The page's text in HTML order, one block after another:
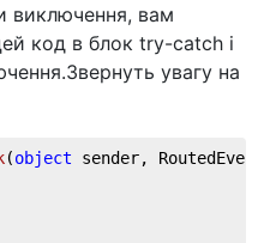
виключення, вам
код в блок try-catch і
увагу на
(object sender,